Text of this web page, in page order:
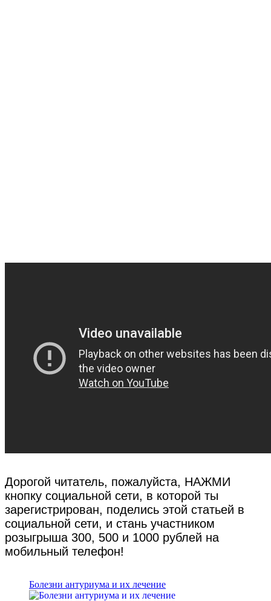
Дорогой читатель, пожалуйста, НАЖМИ
кнопку социальной сети, в которой ты
зарегистрирован, поделись этой статьей в
социальной сети, и стань участником
розыгрыша 300, 500 и 1000 рублей на
мобильный телефон!
Болезни антуриума и их лечение